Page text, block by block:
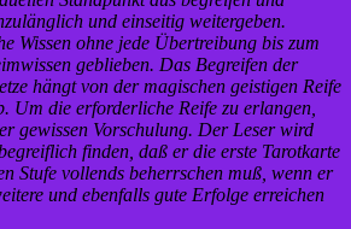
und einseitig weitergeben.
Wissen ohne jede Übertreibung bis zum
geblieben. Das Begreifen der
hängt von der magischen geistigen Reife
Um die erforderliche Reife zu erlangen,
gewissen Vorschulung. Der Leser wird
finden, daß er die erste Tarotkarte
Stufe vollends beherrschen muß, wenn er
und ebenfalls gute Erfolge erreichen